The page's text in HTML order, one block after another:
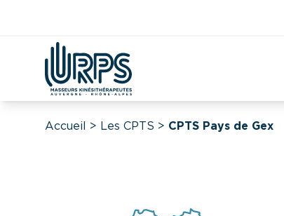
Covid DAC CPTS Démographie
Accueil > Les CPTS > CPTS Pays de Gex